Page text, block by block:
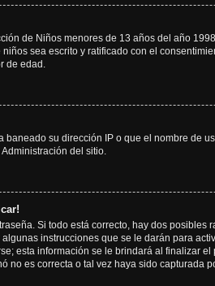
de Niños menores de 13 años del año
sea escrito y ratificado con el
de edad.
baneado su dirección IP o que el nombre de
del sitio.
Si todo está correcto, hay dos
instrucciones que se le darán para
esta información se le brindará al finalizar
no es correcta o tal vez haya sido